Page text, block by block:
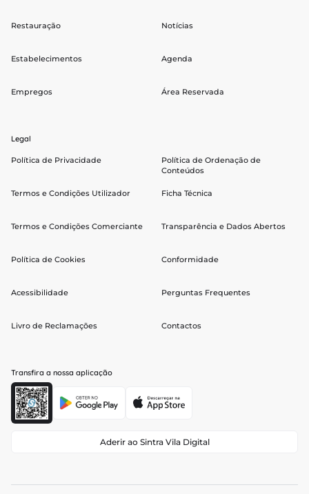
Restauração
Estabelecimentos
Empregos
Notícias
Agenda
Área Reservada
Legal
Política de Privacidade
Termos e Condições Utilizador
Termos e Condições Comerciante
Política de Cookies
Acessibilidade
Livro de Reclamações
Política de Ordenação de
Conteúdos
Ficha Técnica
Transparência e Dados Abertos
Conformidade
Perguntas Frequentes
Contactos
Transfira a nossa aplicação
Aderir ao Sintra Vila Digital